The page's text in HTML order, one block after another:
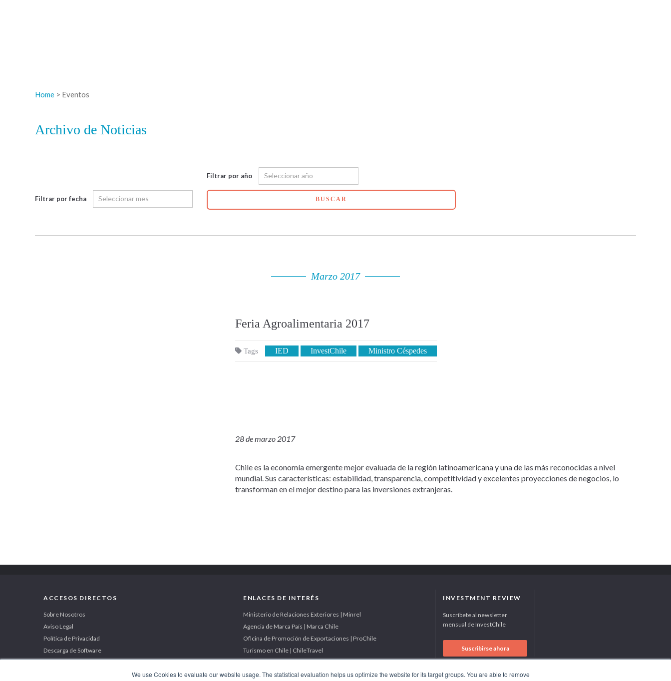
We use Cookies to evaluate our website usage. The statistical evaluation helps us optimize the website for its target groups. You are able to remove
Home > Eventos
Archivo de Noticias
Filtrar por fecha
Filtrar por año
BUSCAR
Marzo 2017
Feria Agroalimentaria 2017
Tags IED InvestChile Ministro Céspedes
28 de marzo 2017
Chile es la economía emergente mejor evaluada de la región latinoamericana y una de las más reconocidas a nivel
mundial. Sus características: estabilidad, transparencia, competitividad y excelentes proyecciones de negocios, lo
transforman en el mejor destino para las inversiones extranjeras.
ACCESOS DIRECTOS
Sobre Nosotros
Aviso Legal
Política de Privacidad
Descarga de Software
ENLACES DE INTERÉS
Ministerio de Relaciones Exteriores | Minrel
Agencia de Marca País | Marca Chile
Oficina de Promoción de Exportaciones | ProChile
Turismo en Chile | ChileTravel
INVESTMENT REVIEW
Suscríbete al newsletter
mensual de InvestChile
Suscribirse ahora